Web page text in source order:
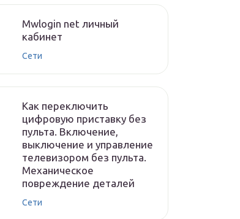
Mwlogin net личный
кабинет
Сети
Как переключить
цифровую приставку без
пульта. Включение,
выключение и управление
телевизором без пульта.
Механическое
повреждение деталей
Сети